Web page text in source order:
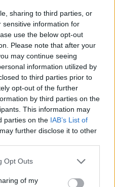
sharing to third parties, or
sensitive information for
use the below opt-out
Please note that after your
may continue seeing
information utilized by
to third parties prior to
opt-out of the further
by third parties on the
This information may
parties on the IAB’s List of
further disclose it to other
Opt Outs
of my
στο Google News και